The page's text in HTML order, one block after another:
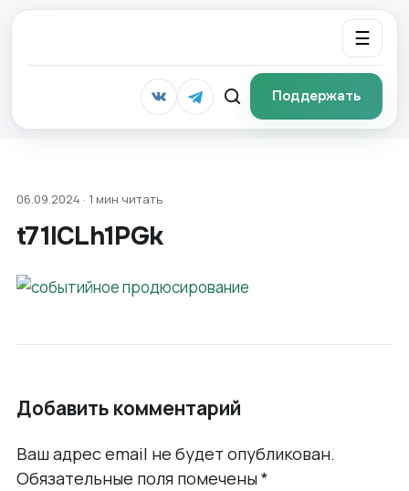
☰
Поддержать
06.09.2024 · 1 мин читать
t71lCLh1PGk
Добавить комментарий
Ваш адрес email не будет опубликован.
Обязательные поля помечены*